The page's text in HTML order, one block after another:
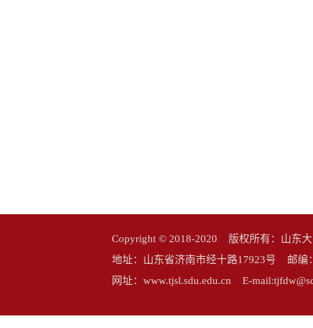
Copyright © 2018-2020 版权所有：山东
地址：山东省济南市经十路17923号 邮
网址：www.tjsl.sdu.edu.cn E-